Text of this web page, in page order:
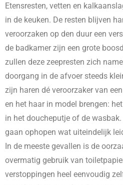
Etensresten, vetten en
in de keuken. De resten blijven
veroorzaken op den duur een
de badkamer zijn een grote
zullen deze zeepresten zich
doorgang in de afvoer steeds
zijn haren dé veroorzaker van
en het haar in model brengen:
in het doucheputje of de
gaan ophopen wat uiteindelijk
In de meeste gevallen is de
overmatig gebruik van
verstoppingen heel eenvoudig